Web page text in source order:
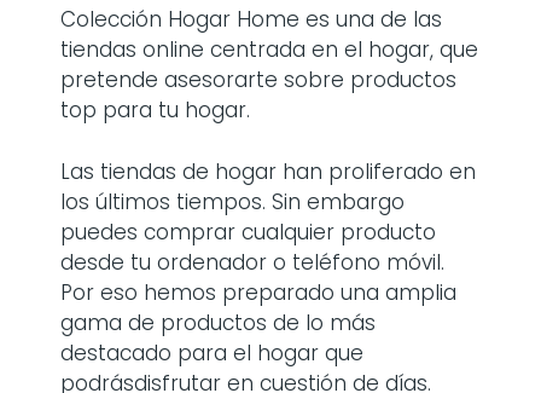
Colección Hogar Home es una de las
tiendas online centrada en el hogar, que
pretende asesorarte sobre productos
top para tu hogar.
Las tiendas de hogar han proliferado en
los últimos tiempos. Sin embargo
puedes comprar cualquier producto
desde tu ordenador o teléfono móvil.
Por eso hemos preparado una amplia
gama de productos de lo más
destacado para el hogar que
podrásdisfrutar en cuestión de días.